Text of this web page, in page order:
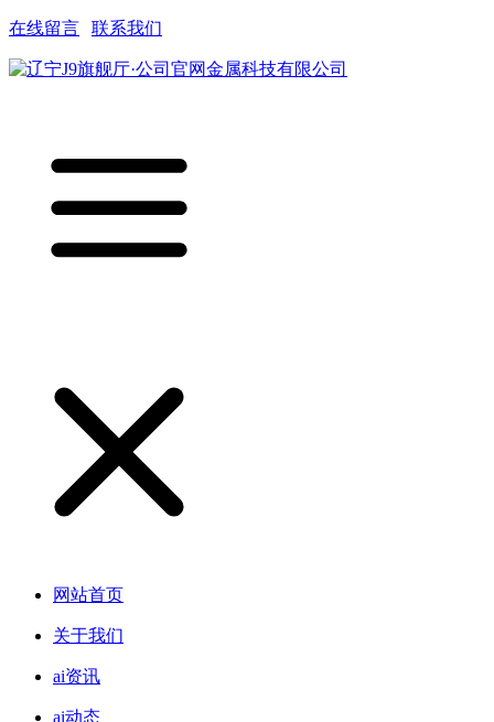
在线留言 联系我们
网站首页
关于我们
ai资讯
ai动态